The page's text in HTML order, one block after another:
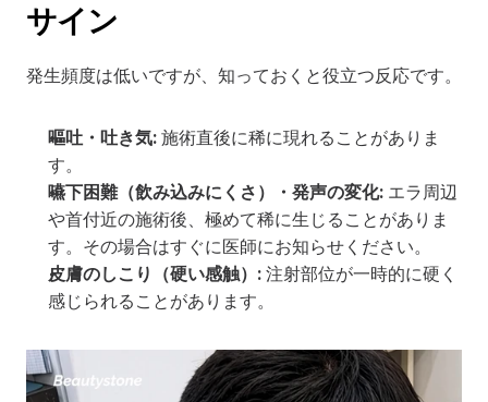
サイン
発生頻度は低いですが、知っておくと役立つ反応です。
嘔吐・吐き気: 施術直後に稀に現れることがありま
す。
嚥下困難（飲み込みにくさ）・発声の変化: エラ周辺
や首付近の施術後、極めて稀に生じることがありま
す。その場合はすぐに医師にお知らせください。
皮膚のしこり（硬い感触）: 注射部位が一時的に硬く
感じられることがあります。